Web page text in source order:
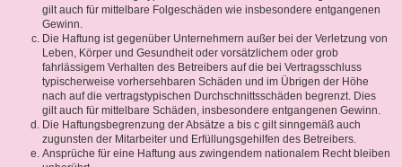
gilt auch für mittelbare Folgeschäden wie insbesondere entgangenen
Gewinn.
Die Haftung ist gegenüber Unternehmern außer bei der Verletzung von
Leben, Körper und Gesundheit oder vorsätzlichem oder grob
fahrlässigem Verhalten des Betreibers auf die bei Vertragsschluss
typischerweise vorhersehbaren Schäden und im Übrigen der Höhe
nach auf die vertragstypischen Durchschnittsschäden begrenzt. Dies
gilt auch für mittelbare Schäden, insbesondere entgangenen Gewinn.
Die Haftungsbegrenzung der Absätze a bis c gilt sinngemäß auch
zugunsten der Mitarbeiter und Erfüllungsgehilfen des Betreibers.
Ansprüche für eine Haftung aus zwingendem nationalem Recht bleiben